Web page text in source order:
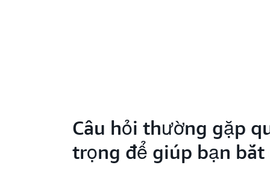
Câu hỏi thường gặp
trọng để giúp bạn bắt